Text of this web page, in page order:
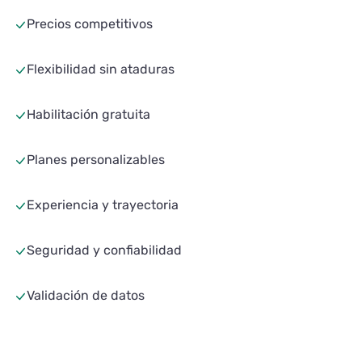
Precios competitivos
Flexibilidad sin ataduras
Habilitación gratuita
Planes personalizables
Experiencia y trayectoria
Seguridad y confiabilidad
Validación de datos